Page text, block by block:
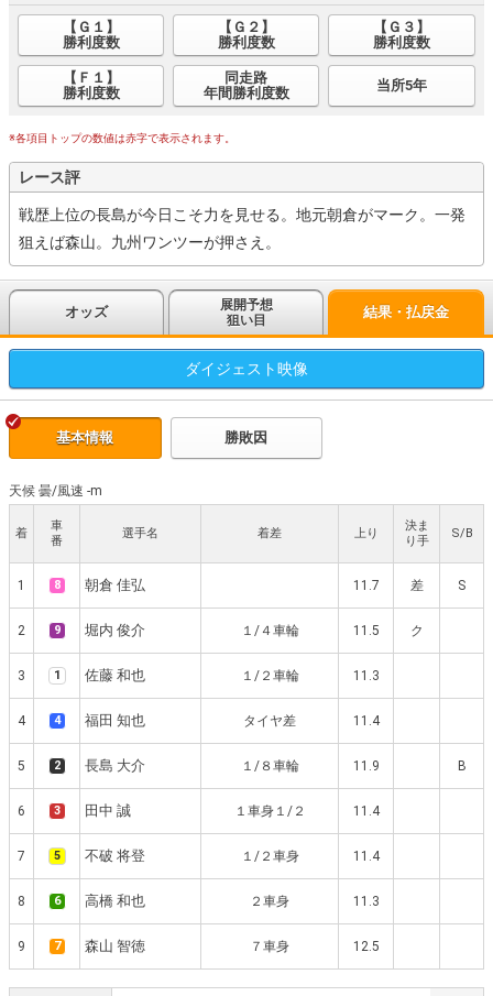
【Ｇ１】
勝利度数
【Ｇ２】
勝利度数
【Ｇ３】
勝利度数
【Ｆ１】
勝利度数
同走路
年間勝利度数
当所5年
※各項目トップの数値は赤字で表示されます。
レース評
戦歴上位の長島が今日こそ力を見せる。地元朝倉がマーク。一発
狙えば森山。九州ワンツーが押さえ。
オッズ
展開予想
狙い目
結果・払戻金
ダイジェスト映像
基本情報 勝敗因
天候 曇/風速 -m
着
車
番
選手名 着差 上り
決ま
り手
S/B
1 8 朝倉 佳弘 11.7 差 S
2 9 堀内 俊介 １/４車輪 11.5 ク
3 1 佐藤 和也 １/２車輪 11.3
4 4 福田 知也 タイヤ差 11.4
5 2 長島 大介 １/８車輪 11.9 B
6 3 田中 誠 １車身１/２ 11.4
7 5 不破 将登 １/２車身 11.4
8 6 高橋 和也 ２車身 11.3
9 7 森山 智徳 ７車身 12.5